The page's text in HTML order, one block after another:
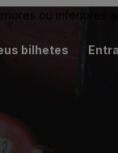
ou inferiores
bilhetes